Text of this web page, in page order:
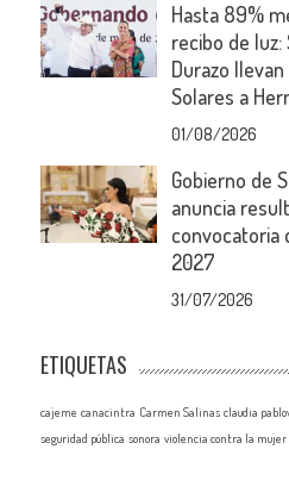
Hasta 89%
recibo de luz:
Durazo
Solares a
01/08/2026
Gobierno de
anuncia
convocatoria
2027
31/07/2026
ETIQUETAS
cajeme canacintra Carmen Salinas claudia
seguridad pública sonora violencia contra la mujer